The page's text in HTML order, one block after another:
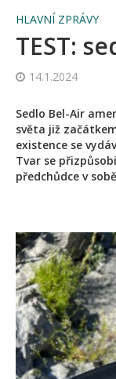
HLAVNÍ ZPRÁVY
TEST:
14.1.2024
Sedlo Bel-Air
světa již
existence se
Tvar se
předchůdce v